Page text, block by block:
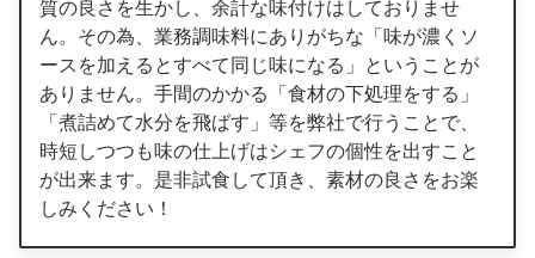
質の良さを生かし、余計な味付けはしておりませ
ん。その為、業務調味料にありがちな「味が濃くソ
ースを加えるとすべて同じ味になる」ということが
ありません。手間のかかる「食材の下処理をする」
「煮詰めて水分を飛ばす」等を弊社で行うことで、
時短しつつも味の仕上げはシェフの個性を出すこと
が出来ます。是非試食して頂き、素材の良さをお楽
しみください！